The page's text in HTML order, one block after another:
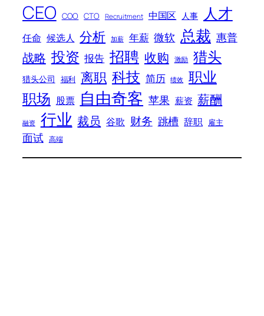
CEO COO CTO Recruitment 中国区 人事 人才
任命 候选人 分析 加薪 年薪 微软 总裁 惠普
战略 投资 报告 招聘 收购 激励 猎头
猎头公司 福利 离职 科技 简历 绩效 职业
职场 股票 自由奇客 苹果 薪资 薪酬
融资 行业 裁员 谷歌 财务 跳槽 辞职 雇主
面试 高端